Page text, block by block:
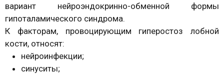
вариант нейроэндокринно-обменной формы
гипоталамического синдрома.
К факторам, провоцирующим гиперостоз лобной
кости, относят:
нейроинфекции;
синуситы;